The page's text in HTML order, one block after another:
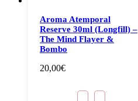
Aroma Atemporal
Reserve 30ml (Longfill) –
The Mind Flayer &
Bombo
20,00€